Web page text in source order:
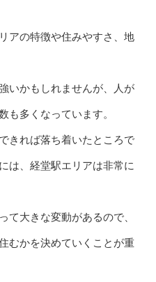
アの特徴や住みやすさ、地
いかもしれませんが、人が
も多くなっています。
きれば落ち着いたところで
は、経堂駅エリアは非常に
て大きな変動があるので、
むかを決めていくことが重